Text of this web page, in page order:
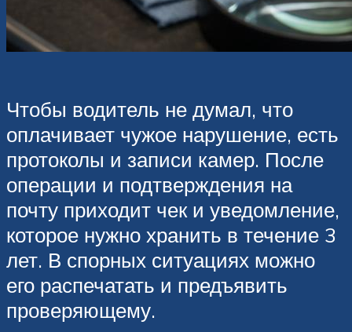
Чтобы водитель не думал, что
оплачивает чужое нарушение, есть
протоколы и записи камер. После
операции и подтверждения на
почту приходит чек и уведомление,
которое нужно хранить в течение 3
лет. В спорных ситуациях можно
его распечатать и предъявить
проверяющему.